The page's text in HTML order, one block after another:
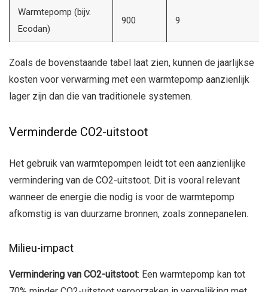
Warmtepomp (bijv.
Ecodan)
900 9
Zoals de bovenstaande tabel laat zien, kunnen de jaarlijkse
kosten voor verwarming met een warmtepomp aanzienlijk
lager zijn dan die van traditionele systemen.
Verminderde CO2-uitstoot
Het gebruik van warmtepompen leidt tot een aanzienlijke
vermindering van de CO2-uitstoot. Dit is vooral relevant
wanneer de energie die nodig is voor de warmtepomp
afkomstig is van duurzame bronnen, zoals zonnepanelen.
Milieu-impact
Vermindering van CO2-uitstoot: Een warmtepomp kan tot